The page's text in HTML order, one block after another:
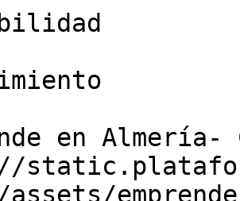
en Almería-